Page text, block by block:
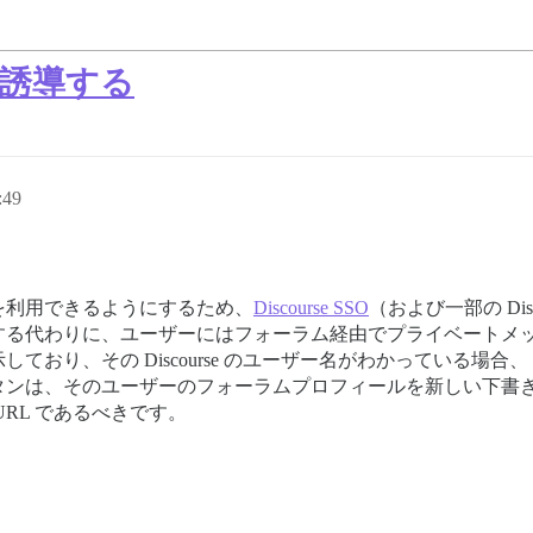
導する
用できるようにするため、 Discourse SSO （および一部の
代わりに、ユーザーにはフォーラム経由でプライベートメ
ており、その Discourse のユーザー名がわかっている場合
は、そのユーザーのフォーラムプロフィールを新しい下
であるべきです。